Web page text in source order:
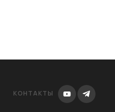
КОНТАКТЫ